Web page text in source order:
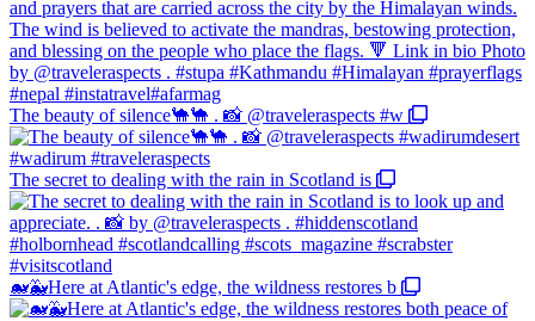
The beauty of silence🐪🐪 . 📸 @traveleraspects #w
The secret to dealing with the rain in Scotland is
🐋🐳Here at Atlantic's edge, the wildness restores b